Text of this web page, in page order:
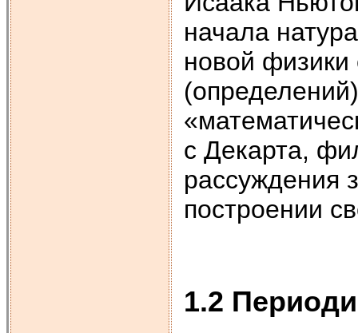
начала
новой
с Декарта,
рассуждения
построении
1.2